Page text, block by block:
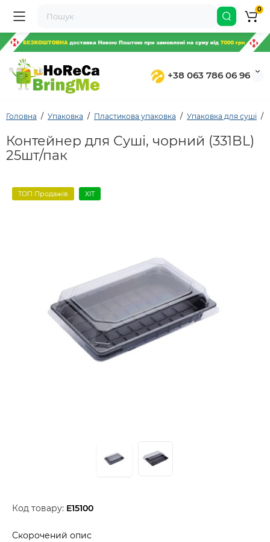
+38 063 786 06 96
0
Головна Упаковка Пластикова упаковка Упаковка для суші
Контейнер для Суші, чорний (331BL)
25шт/пак
ТОП Продажів ХІТ
Код товару: E15100
Скорочений опис